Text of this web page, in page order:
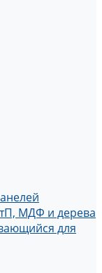
МДФ и дерева
для